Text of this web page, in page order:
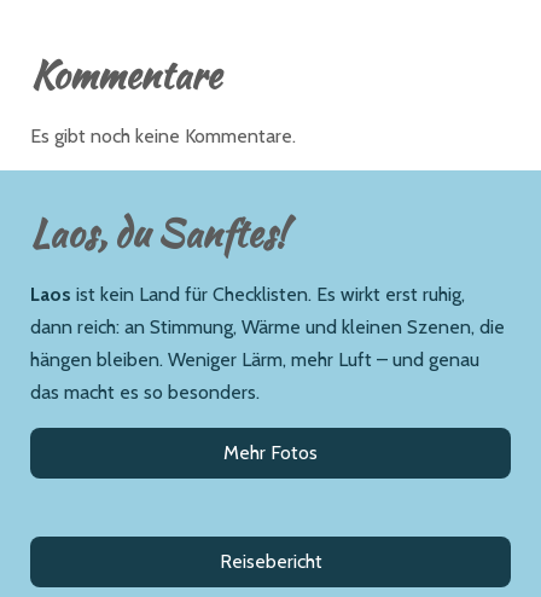
Kommentare
Es gibt noch keine Kommentare.
Laos, du Sanftes!
Laos ist kein Land für Checklisten. Es wirkt erst ruhig,
dann reich: an Stimmung, Wärme und kleinen Szenen, die
hängen bleiben. Weniger Lärm, mehr Luft – und genau
das macht es so besonders.
Mehr Fotos
Reisebericht